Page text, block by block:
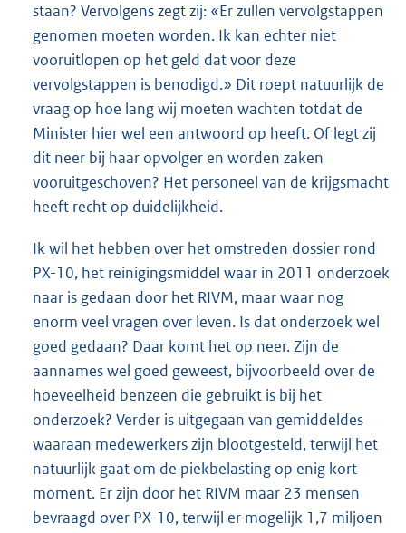
staan? Vervolgens zegt zij: «Er zullen vervolgstappen
genomen moeten worden. Ik kan echter niet
vooruitlopen op het geld dat voor deze
vervolgstappen is benodigd.» Dit roept natuurlijk de
vraag op hoe lang wij moeten wachten totdat de
Minister hier wel een antwoord op heeft. Of legt zij
dit neer bij haar opvolger en worden zaken
vooruitgeschoven? Het personeel van de krijgsmacht
heeft recht op duidelijkheid.
Ik wil het hebben over het omstreden dossier rond
PX-10, het reinigingsmiddel waar in 2011 onderzoek
naar is gedaan door het RIVM, maar waar nog
enorm veel vragen over leven. Is dat onderzoek wel
goed gedaan? Daar komt het op neer. Zijn de
aannames wel goed geweest, bijvoorbeeld over de
hoeveelheid benzeen die gebruikt is bij het
onderzoek? Verder is uitgegaan van gemiddeldes
waaraan medewerkers zijn blootgesteld, terwijl het
natuurlijk gaat om de piekbelasting op enig kort
moment. Er zijn door het RIVM maar 23 mensen
bevraagd over PX-10, terwijl er mogelijk 1,7 miljoen